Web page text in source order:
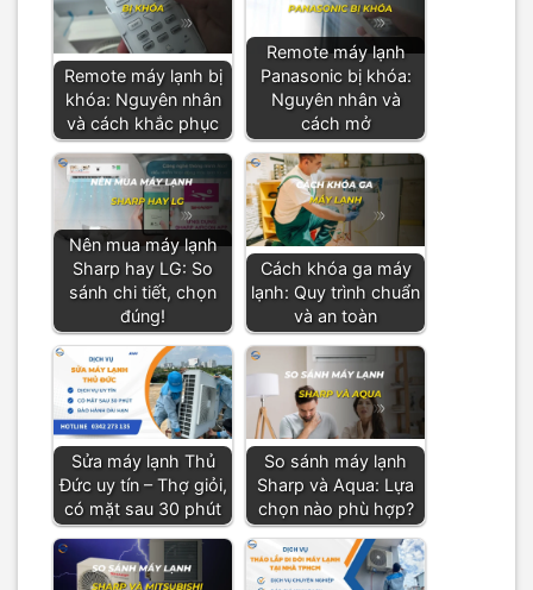
Remote máy lạnh bị
khóa: Nguyên nhân
và cách khắc phục
Remote máy lạnh
Panasonic bị khóa:
Nguyên nhân và
cách mở
Nên mua máy lạnh
Sharp hay LG: So
sánh chi tiết, chọn
đúng!
Cách khóa ga máy
lạnh: Quy trình chuẩn
và an toàn
Sửa máy lạnh Thủ
Đức uy tín – Thợ giỏi,
có mặt sau 30 phút
So sánh máy lạnh
Sharp và Aqua: Lựa
chọn nào phù hợp?